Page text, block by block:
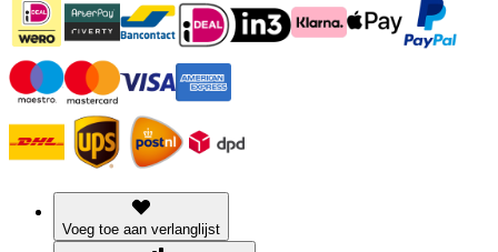
Voeg toe aan verlanglijst